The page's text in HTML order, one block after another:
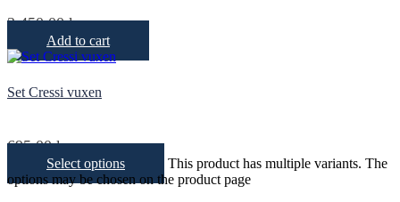
3 450,00kr
Add to cart
Set Cressi vuxen
695,00kr
Select options
This product has multiple variants. The
options may be chosen on the product page